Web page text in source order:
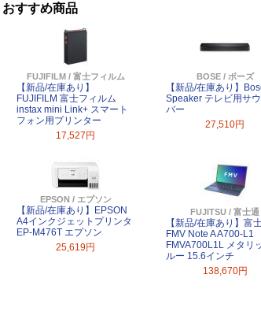
おすすめ商品
FUJIFILM / 富士フィルム
【新品/在庫あり】
FUJIFILM 富士フィルム
instax mini Link+ スマート
フォン用プリンター
17,527円
BOSE / ボーズ
【新品/在庫あり】
Speaker テレビ用サ
バー
27,510円
EPSON / エプソン
【新品/在庫あり】EPSON
A4インクジェットプリンタ
EP-M476T エプソン
25,619円
FUJITSU / 富士通
【新品/在庫あり】富
FMV Note A A700-L1
FMVA700L1L メタリ
ルー 15.6インチ
138,670円